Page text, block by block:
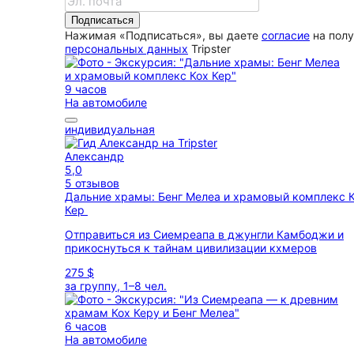
Подписаться
Нажимая «Подписаться», вы даете согласие на
персональных данных Tripster
9 часов
На автомобиле
индивидуальная
Александр
5,0
5 отзывов
Дальние храмы: Бенг Мелеа и храмовый комплекс
Кер
Отправиться из Сиемреапа в джунгли Камбоджи и
прикоснуться к тайнам цивилизации кхмеров
275 $
за группу, 1–8 чел.
6 часов
На автомобиле